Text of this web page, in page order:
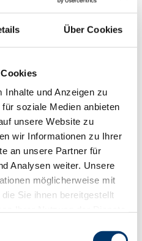
Über Cookies
Inhalte und Anzeigen zu
soziale Medien anbieten
unsere Website zu
wir Informationen zu Ihrer
an unsere Partner für
Analysen weiter. Unsere
möglicherweise mit
Sie ihnen bereitgestellt
/
und Zutrittskontrolle